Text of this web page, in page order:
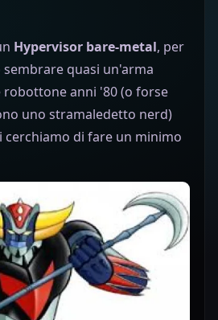
Hypervisor bare-metal, per
quasi un'arma
robottone anni '80 (o forse
uno stramaledetto nerd)
cerchiamo di fare un minimo